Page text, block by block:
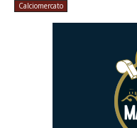
Calciomercato